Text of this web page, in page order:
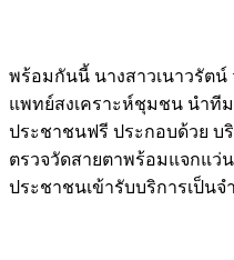
พร้อมกันนี้ นางสาวเนาวรัต
แพทย์สงเคราะห์ชุมชน นำที
ประชาชนฟรี ประกอบด้วย บ
ตรวจวัดสายตาพร้อมแจกแว่
ประชาชนเข้ารับบริการเป็น